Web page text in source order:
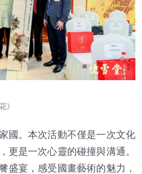
》
國。本次活動不僅是一次文化
更是一次心靈的碰撞與溝通。
盛宴，感受國畫藝術的魅力，